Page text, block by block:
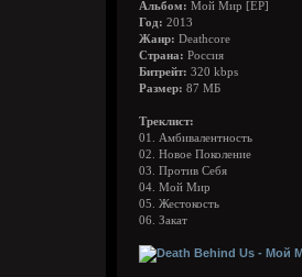
Альбом: Мой Мир [EP]
Год: 2013
Жанр: Deathcore
Страна: Россия
Битрейт: 320 kbps
Размер: 87 МБ
Треклист:
01. Амбивалентность
02. Новое Поколение
03. Против Себя
04. Мой Мир
05. Жестокость
06. Закат